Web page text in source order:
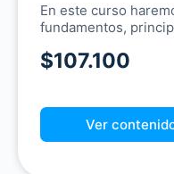
En este curso
fundamentos,
$107.100
Ver